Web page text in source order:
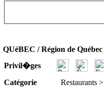
QUéBEC / Région de Québec
Privil�ges
Catégorie
Restaurants >